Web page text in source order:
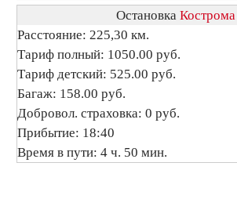
Остановка Кострома
Расстояние: 225,30 км.
Тариф полный: 1050.00 руб.
Тариф детский: 525.00 руб.
Багаж: 158.00 руб.
Добровол. страховка: 0 руб.
Прибытие: 18:40
Время в пути: 4 ч. 50 мин.